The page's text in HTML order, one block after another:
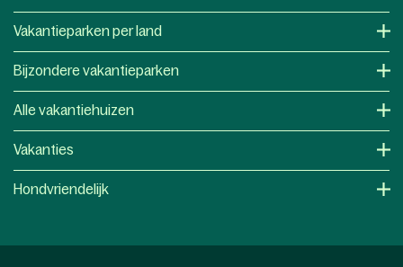
Vakantieparken per land
Bijzondere vakantieparken
Alle vakantiehuizen
Vakanties
Hondvriendelijk